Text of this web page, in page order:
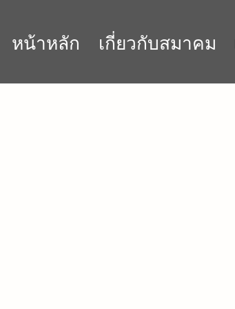
หน้าหลัก เกี่ยวกับสมาคม